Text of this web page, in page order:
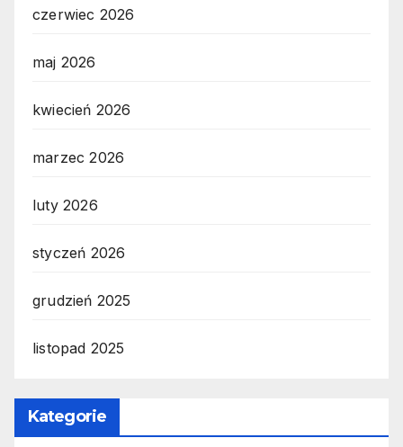
czerwiec 2026
maj 2026
kwiecień 2026
marzec 2026
luty 2026
styczeń 2026
grudzień 2025
listopad 2025
Kategorie